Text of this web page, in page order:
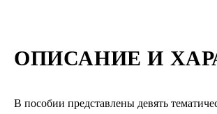
ОПИСАНИЕ И
В пособии представлены девять